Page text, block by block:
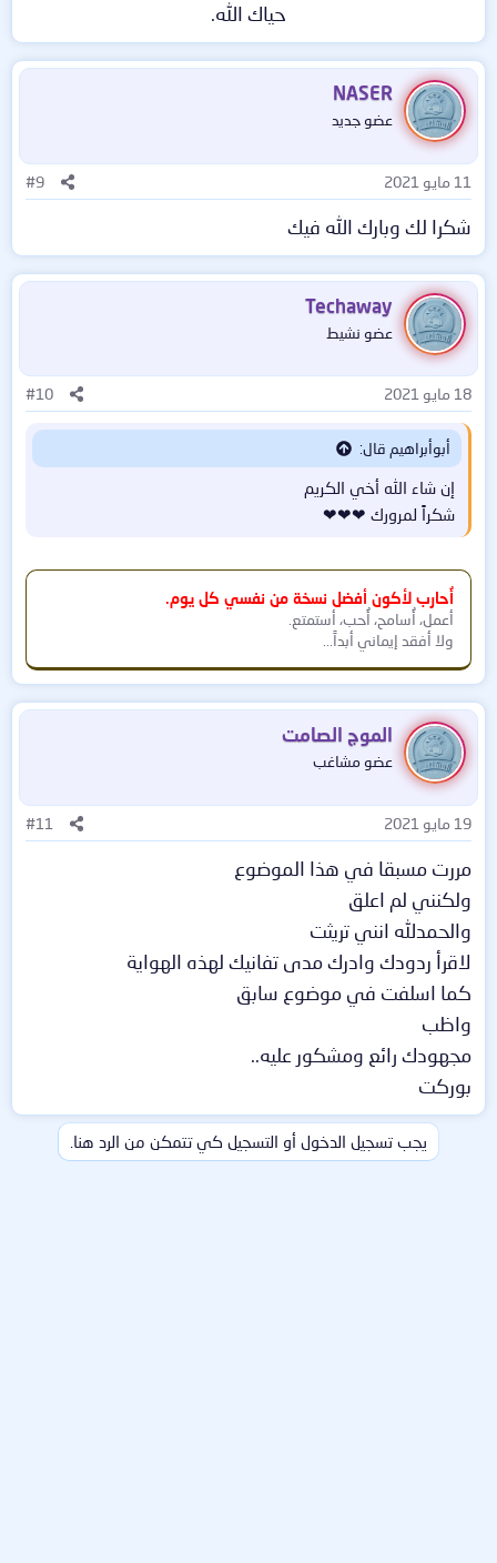
حياك الله.​
NASER
عضو جديد
11 مايو 2021 #9
شكرا لك وبارك الله فيك
Techaway
عضو نشيط
18 مايو 2021 #10
أبوأبراهيم قال:
إن شاء الله أخي الكريم
شكراً لمرورك ❤❤❤​
أُحارب لأكون أفضل نسخة من نفسي كل يوم.
أعمل، أُسامح، أُحب، أستمتع.
ولا أفقد إيماني أبداً...
الموج الصامت
عضو مشاغب
19 مايو 2021 #11
مررت مسبقا في هذا الموضوع
ولكنني لم اعلق
والحمدلله انني تريثت
لاقرأ ردودك وادرك مدى تفانيك لهذه الهواية
كما اسلفت في موضوع سابق
واظب
مجهودك رائع ومشكور عليه..
بوركت
يجب تسجيل الدخول أو التسجيل كي تتمكن من الرد هنا.